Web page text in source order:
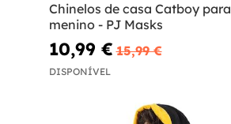
Chinelos de casa Catboy para
menino - PJ Masks
10,99 € 15,99 €
DISPONÍVEL